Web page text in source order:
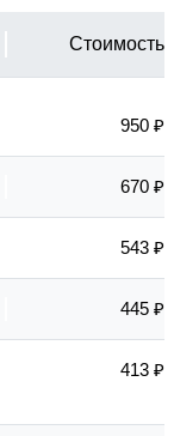
Стоимость
950 ₽
670 ₽
543 ₽
445 ₽
413 ₽